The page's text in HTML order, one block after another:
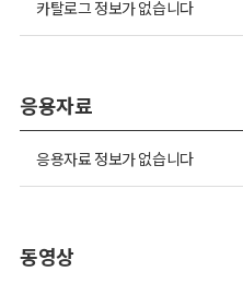
카탈로그 정보가 없습니다
응용자료
응용자료 정보가 없습니다
동영상